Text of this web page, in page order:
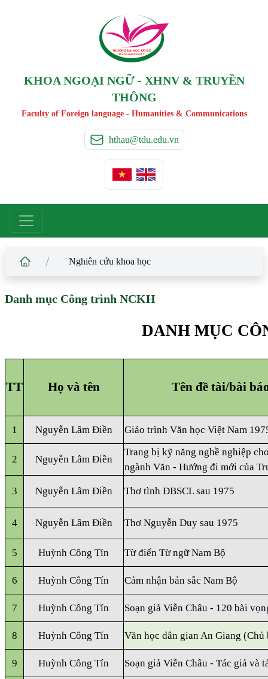
TRƯỜNG ĐẠI HỌC TÂY ĐÔ
TAY DO UNIVERSIT Y
KHOA NGOẠI NGỮ - XHNV & TRUYỀN
THÔNG
Faculty of Foreign language - Humanities & Communications
hthau@tdu.edu.vn
/ Nghiên cứu khoa học
Danh mục Công trình NCKH
DANH MỤC
TT Họ và tên Tên đề tài/bài
1 Nguyễn Lâm Điền Giáo trình Văn học Việt Nam
2 Nguyễn Lâm Điền
Trang bị kỹ năng nghề nghiệp
ngành Văn - Hướng đi mới của
3 Nguyễn Lâm Điền Thơ tình ĐBSCL sau 1975
4 Nguyễn Lâm Điền Thơ Nguyễn Duy sau 1975
5 Huỳnh Công Tín Từ điển Từ ngữ Nam Bộ
6 Huỳnh Công Tín Cảm nhận bản sắc Nam Bộ
7 Huỳnh Công Tín Soạn giả Viễn Châu - 120 bài
8 Huỳnh Công Tín Văn học dân gian An Giang (Chủ
9 Huỳnh Công Tín Soạn giả Viễn Châu - Tác giả và